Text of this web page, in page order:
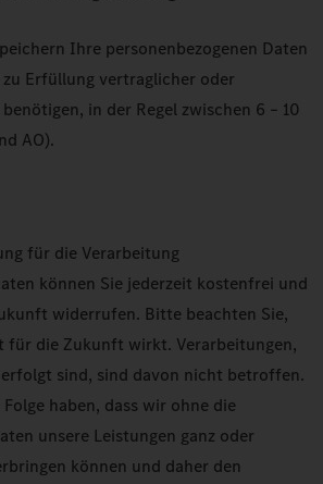
Ihre personenbezogenen Daten
Erfüllung vertraglicher oder
in der Regel zwischen 6 – 10
AO).
für die Verarbeitung
können Sie jederzeit kostenfrei und
widerrufen. Bitte beachten Sie,
für die Zukunft wirkt. Verarbeitungen,
sind, sind davon nicht betroffen.
haben, dass wir ohne die
unsere Leistungen ganz oder
können und daher den